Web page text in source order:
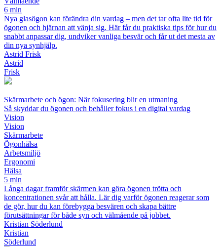
6 min
Nya glasögon kan förändra din vardag – men det tar ofta lite tid för
ögonen och hjärnan att vänja sig. Här får du praktiska tips för hur du
snabbt anpassar dig, undviker vanliga besvär och får ut det mesta av
din nya synhjälp.
Astrid Frisk
Astrid
Frisk
Skärmarbete och ögon: När fokusering blir en utmaning
Så skyddar du ögonen och behåller fokus i en digital vardag
Vision
Vision
Skärmarbete
Ögonhälsa
Arbetsmiljö
Ergonomi
Hälsa
5 min
Långa dagar framför skärmen kan göra ögonen trötta och
koncentrationen svår att hålla. Lär dig varför ögonen reagerar som
de gör, hur du kan förebygga besvären och skapa bättre
förutsättningar för både syn och välmående på jobbet.
Kristian Söderlund
Kristian
Söderlund